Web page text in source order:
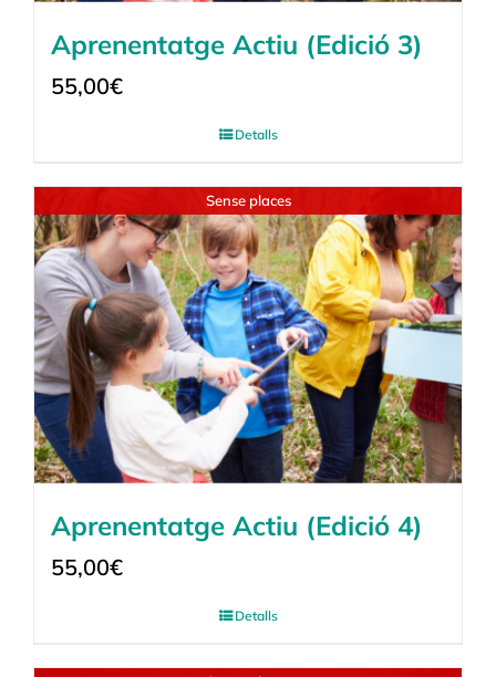
Aprenentatge Actiu (Edició 3)
55,00€
Detalls
Sense places
Aprenentatge Actiu (Edició 4)
55,00€
Detalls